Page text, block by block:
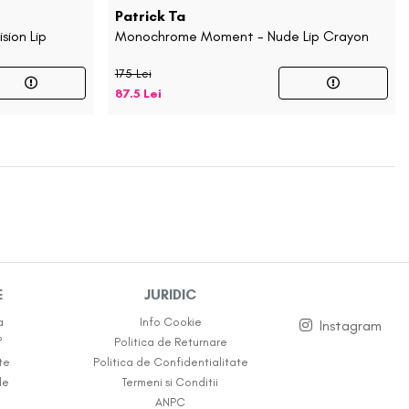
Wonjin Effect
Vezi toate Brandurile
Lip
Patrick Ta
Monochrome Moment - Nude Lip Crayon
175 Lei
87.5 Lei
JURIDIC
Info Cookie
Politica de Returnare
Politica de Confidentialitate
Termeni si Conditii
ANPC
Instagram